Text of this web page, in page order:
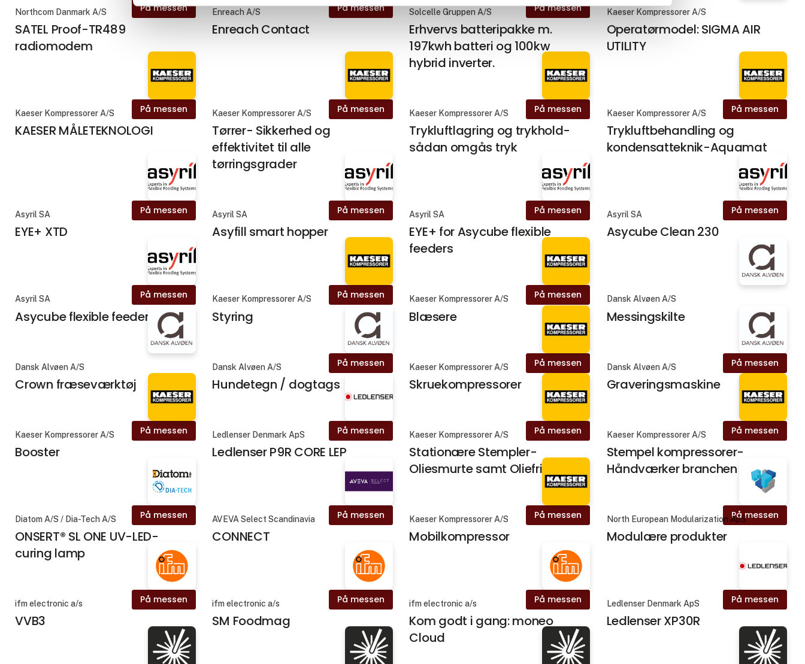
På messen
Northcom Danmark A/S
SATEL Proof-TR489
radiomodem
På messen
Enreach A/S
Enreach Contact
På messen
Solcelle Gruppen A/S
Erhvervs batteripakke m.
197kwh batteri og 100kw
hybrid inverter.
Kaeser Kompressorer A/S
Operatørmodel: SIGMA AIR
UTILITY
På messen
Kaeser Kompressorer A/S
KAESER MÅLETEKNOLOGI
På messen
Kaeser Kompressorer A/S
Tørrer- Sikkerhed og
effektivitet til alle
tørringsgrader
På messen
Kaeser Kompressorer A/S
Trykluftlagring og trykhold-
sådan omgås tryk
På messen
Kaeser Kompressorer A/S
Trykluftbehandling og
kondensatteknik-Aquamat
På messen
Asyril SA
EYE+ XTD
På messen
Asyril SA
Asyfill smart hopper
På messen
Asyril SA
EYE+ for Asycube flexible
feeders
På messen
Asyril SA
Asycube Clean 230
På messen
Asyril SA
Asycube flexible feeders
På messen
Kaeser Kompressorer A/S
Styring
På messen
Kaeser Kompressorer A/S
Blæsere
Dansk Alvøen A/S
Messingskilte
Dansk Alvøen A/S
Crown fræseværktøj
På messen
Dansk Alvøen A/S
Hundetegn / dogtags
På messen
Kaeser Kompressorer A/S
Skruekompressorer
På messen
Dansk Alvøen A/S
Graveringsmaskine
På messen
Kaeser Kompressorer A/S
Booster
På messen
Ledlenser Denmark ApS
Ledlenser P9R CORE LEP
På messen
Kaeser Kompressorer A/S
Stationære Stempler-
Oliesmurte samt Oliefri
På messen
Kaeser Kompressorer A/S
Stempel kompressorer-
Håndværker branchen
På messen
Diatom A/S / Dia-Tech A/S
ONSERT® SL ONE UV-LED-
curing lamp
På messen
AVEVA Select Scandinavia
CONNECT
På messen
Kaeser Kompressorer A/S
Mobilkompressor
På messen
North European Modularization ApS
Modulære produkter
På messen
ifm electronic a/s
VVB3
På messen
ifm electronic a/s
SM Foodmag
På messen
ifm electronic a/s
Kom godt i gang: moneo
Cloud
På messen
Ledlenser Denmark ApS
Ledlenser XP30R